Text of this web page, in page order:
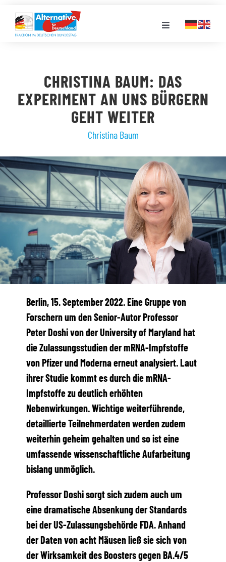
Inhalt
springen
Toggle
LANDESGRUPPEN
VERANSTALTUNGEN
PRESSE
STELLENPORTAL
MEDIATHEK
CHRISTINA BAUM: DAS
EXPERIMENT AN UNS BÜRGERN
GEHT WEITER
Christina Baum
Berlin, 15. September 2022. Eine Gruppe von
Forschern um den Senior-Autor Professor
Peter Doshi von der University of Maryland hat
die Zulassungsstudien der mRNA-Impfstoffe
von Pfizer und Moderna erneut analysiert. Laut
ihrer Studie kommt es durch die mRNA-
Impfstoffe zu deutlich erhöhten
Nebenwirkungen. Wichtige weiterführende,
detaillierte Teilnehmerdaten werden zudem
weiterhin geheim gehalten und so ist eine
umfassende wissenschaftliche Aufarbeitung
bislang unmöglich.
Professor Doshi sorgt sich zudem auch um
eine dramatische Absenkung der Standards
bei der US-Zulassungsbehörde FDA. Anhand
der Daten von acht Mäusen ließ sie sich von
der Wirksamkeit des Boosters gegen BA.4/5